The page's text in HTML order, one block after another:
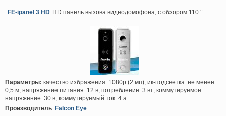
FE-ipanel 3 HD HD панель вызова видеодомофона, с обзором 110 °
Параметры: качество избражения: 1080p (2 мп); ик-подсветка: не менее
0,5 м; напряжение питания: 12 в; потребление: 3 вт; коммутируемое
напряжение: 30 в; коммутируемый ток: 4 а
Производитель: Falcon Eye